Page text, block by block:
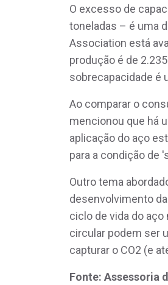
O excesso de
toneladas – é uma
Association está
produção é de
sobrecapacidade é
Ao comparar o
mencionou que há
aplicação do aço
para a condição de
Outro tema
desenvolvimento
ciclo de vida do
circular podem ser
capturar o CO2 (e
Fonte: Assessoria